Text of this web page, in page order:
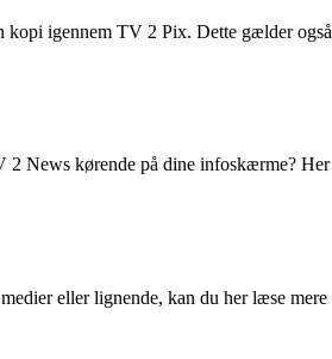
igennem TV 2 Pix. Dette gælder
News kørende på dine infoskærme?
eller lignende, kan du her læse